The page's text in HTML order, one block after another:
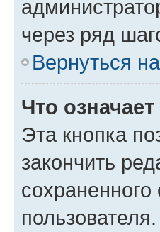
через ряд
Вернуться
Что
Эта кнопка
закончить
пользователя.